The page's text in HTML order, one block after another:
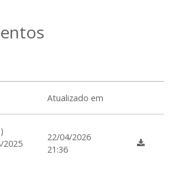
Atualizado em
2025
22/04/2026
21:36